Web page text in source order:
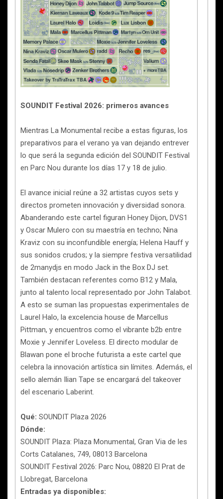
SOUNDIT Festival 2026: primeros avances
Mientras La Monumental recibe a estas figuras, los
preparativos para el verano ya van dejando entrever
lo que será la segunda edición del SOUNDIT Festival
en Parc Nou durante los días 17 y 18 de julio.
El avance inicial reúne a 32 artistas cuyos sets y
directos prometen innovación y diversidad sonora.
Abanderando este cartel figuran Honey Dijon, DVS1
y Oscar Mulero con su maestría en techno; Nina
Kraviz con su inconfundible energía; Helena Hauff y
sus sonidos crudos; y la siempre festiva versatilidad
de 2manydjs en modo Jack in the Box DJ set.
También destacan referentes como B12 y Mala,
junto al talento local representado por John Talabot.
A esto se suman las propuestas experimentales de
Laurel Halo, la excelencia house de Marcellus
Pittman, y encuentros como el vibrante b2b entre
Moxie y Jennifer Loveless. El directo modular de
Blawan pone el broche futurista a este cartel que
celebra la innovación artística sin límites. Además, el
sello alemán Ilian Tape se encargará del takeover
del escenario Laberint.
Qué: SOUNDIT Plaza 2026
Dónde:
SOUNDIT Plaza: Plaza Monumental, Gran Via de les
Corts Catalanes, 749, 08013 Barcelona
SOUNDIT Festival 2026: Parc Nou, 08820 El Prat de
Llobregat, Barcelona
Entradas ya disponibles: